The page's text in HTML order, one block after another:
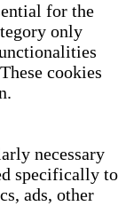
for the
only
cookies
necessary
specifically to
ads, other